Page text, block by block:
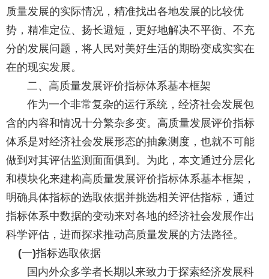
质量发展的实际情况，精准找出各地发展的比较优
势，精准定位、扬长避短，更好地解决不平衡、不充
分的发展问题，将人民对美好生活的期盼变成实实在
在的现实发展。
二、高质量发展评价指标体系基本框架
作为一个非常复杂的运行系统，经济社会发展包
含的内容和情况十分繁杂多变。高质量发展评价指标
体系是对经济社会发展形态的抽象测度，也就不可能
做到对其评估监测面面俱到。为此，本文通过分层化
和模块化来建构高质量发展评价指标体系基本框架，
明确具体指标的选取依据并挑选相关评估指标，通过
指标体系中数据的变动来对各地的经济社会发展作出
科学评估，进而探求推动高质量发展的方法路径。
(一)指标选取依据
国内外众多学者长期以来致力于探索经济发展科